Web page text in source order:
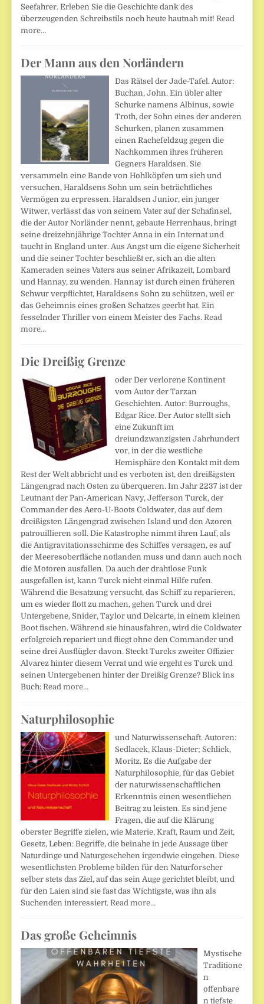
Seefahrer. Erleben Sie die Geschichte dank des
überzeugenden Schreibstils noch heute hautnah mit!Read
more…
Der Mann aus den Norländern
Das Rätsel der Jade-Tafel. Autor:
Buchan, John. Ein übler alter
Schurke namens Albinus, sowie
Troth, der Sohn eines der anderen
Schurken, planen zusammen
einen Rachefeldzug gegen die
Nachkommen ihres früheren
Gegners Haraldsen. Sie
versammeln eine Bande von Hohlköpfen um sich und
versuchen, Haraldsens Sohn um sein beträchtliches
Vermögen zu erpressen. Haraldsen Junior, ein junger
Witwer, verlässt das von seinem Vater auf der Schafinsel,
die der Autor Norländer nennt, gebaute Herrenhaus, bringt
seine dreizehnjährige Tochter Anna in ein Internat und
taucht in England unter. Aus Angst um die eigene Sicherheit
und die seiner Tochter beschließt er, sich an die alten
Kameraden seines Vaters aus seiner Afrikazeit, Lombard
und Hannay, zu wenden. Hannay ist durch einen früheren
Schwur verpflichtet, Haraldsens Sohn zu schützen, weil er
das Geheimnis eines großen Schatzes geerbt hat. Ein
fesselnder Thriller von einem Meister des Fachs.Read
more…
Die Dreißig Grenze
oder Der verlorene Kontinent
vom Autor der Tarzan
Geschichten. Autor: Burroughs,
Edgar Rice. Der Autor stellt sich
eine Zukunft im
dreiundzwanzigsten Jahrhundert
vor, in der die westliche
Hemisphäre den Kontakt mit dem
Rest der Welt abbricht und es verboten ist, den dreißigsten
Längengrad nach Osten zu überqueren. Im Jahr 2237 ist der
Leutnant der Pan-American Navy, Jefferson Turck, der
Commander des Aero-U-Boots Coldwater, das auf dem
dreißigsten Längengrad zwischen Island und den Azoren
patrouillieren soll. Die Katastrophe nimmt ihren Lauf, als
die Antigravitationsschirme des Schiffes versagen, es auf
der Meeresoberfläche notlanden muss und dann auch noch
die Motoren ausfallen. Da auch der drahtlose Funk
ausgefallen ist, kann Turck nicht einmal Hilfe rufen.
Während die Besatzung versucht, das Schiff zu reparieren,
um es wieder flott zu machen, gehen Turck und drei
Untergebene, Snider, Taylor und Delcarte, in einem kleinen
Boot fischen. Während sie hinausfahren, wird die Coldwater
erfolgreich repariert und fliegt ohne den Commander und
seine drei Ausflügler davon. Steckt Turcks zweiter Offizier
Alvarez hinter diesem Verrat und wie ergeht es Turck und
seinen Untergebenen hinter der Dreißig Grenze? Blick ins
Buch:Read more…
Naturphilosophie
und Naturwissenschaft. Autoren:
Sedlacek, Klaus-Dieter; Schlick,
Moritz. Es die Aufgabe der
Naturphilosophie, für das Gebiet
der naturwissenschaftlichen
Erkenntnis einen wesentlichen
Beitrag zu leisten. Es sind jene
Fragen, die auf die Klärung
oberster Begriffe zielen, wie Materie, Kraft, Raum und Zeit,
Gesetz, Leben: Begriffe, die beinahe in jede Aussage über
Naturdinge und Naturgeschehen irgendwie eingehen. Diese
wesentlichsten Probleme bilden für den Naturforscher
selber stets das Ziel, auf das sein Auge gerichtet bleibt, und
für den Laien sind sie fast das Wichtigste, was ihn als
Suchenden interessiert.Read more…
Das große Geheimnis
Mystische
Traditione
n
offenbare
n tiefste